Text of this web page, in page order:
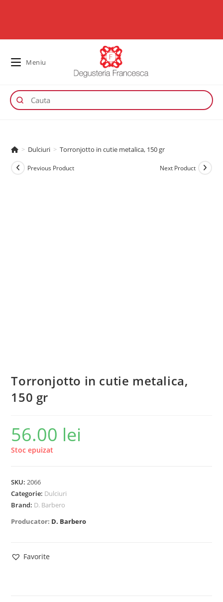
Meniu
> Dulciuri > Torronjotto in cutie metalica, 150 gr
Previous Product Next Product
Torronjotto in cutie metalica,
150 gr
56.00 lei
Stoc epuizat
SKU:2066
Categorie: Dulciuri
Brand: D. Barbero
Producator: D. Barbero
Favorite